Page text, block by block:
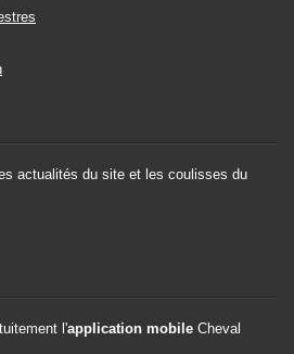
actualités du site et les coulisses du
l'application mobile Cheval